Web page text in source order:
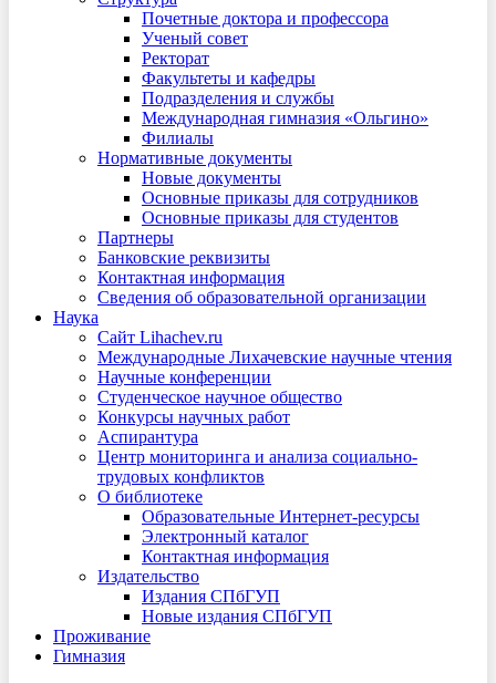
Почетные доктора и профессора
Ученый совет
Ректорат
Факультеты и кафедры
Подразделения и службы
Международная гимназия «Ольгино»
Филиалы
Нормативные документы
Новые документы
Основные приказы для сотрудников
Основные приказы для студентов
Партнеры
Банковские реквизиты
Контактная информация
Сведения об образовательной организации
Наука
Сайт Lihachev.ru
Международные Лихачевские научные чтения
Научные конференции
Студенческое научное общество
Конкурсы научных работ
Аспирантура
Центр мониторинга и анализа социально-
трудовых конфликтов
О библиотеке
Образовательные Интернет-ресурсы
Электронный каталог
Контактная информация
Издательство
Издания СПбГУП
Новые издания СПбГУП
Проживание
Гимназия